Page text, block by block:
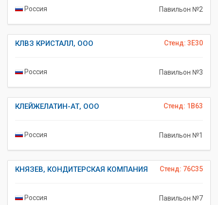
Россия Павильон №2
Стенд: 3E30
КЛВЗ КРИСТАЛЛ, ООО
Россия Павильон №3
Стенд: 1B63
КЛЕЙЖЕЛАТИН-АТ, ООО
Россия Павильон №1
Стенд: 76C35
КНЯЗЕВ, КОНДИТЕРСКАЯ КОМПАНИЯ
Россия Павильон №7